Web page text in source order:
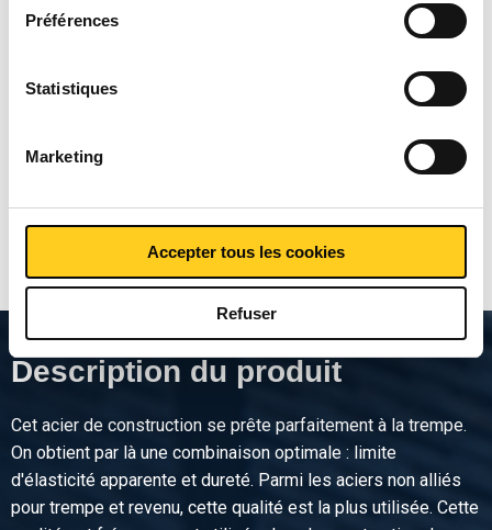
règlementici
Préférences
Statistiques
Marketing
Accepter tous les cookies
Refuser
Liste de prix bruts: Acier de
construction non allié C45 plat
Prix en euro par
Description du produit
Cet acier de construction se prête parfaitement à la trempe.
On obtient par là une combinaison optimale : limite
d'élasticité apparente et dureté. Parmi les aciers non alliés
pour trempe et revenu, cette qualité est la plus utilisée. Cette